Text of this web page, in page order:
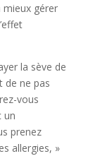
mieux gérer
la sève de
de ne pas
vous
un
prenez
allergies, »